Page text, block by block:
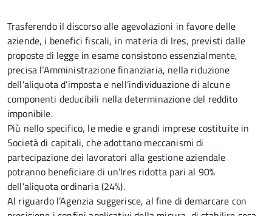
Trasferendo il discorso alle agevolazioni in favore delle
aziende, i benefici fiscali, in materia di Ires, previsti dalle
proposte di legge in esame consistono essenzialmente,
precisa l’Amministrazione finanziaria, nella riduzione
dell’aliquota d’imposta e nell’individuazione di alcune
componenti deducibili nella determinazione del reddito
imponibile.
Più nello specifico, le medie e grandi imprese costituite in
Società di capitali, che adottano meccanismi di
partecipazione dei lavoratori alla gestione aziendale
potranno beneficiare di un’Ires ridotta pari al 90%
dell’aliquota ordinaria (24%).
Al riguardo l’Agenzia suggerisce, al fine di demarcare con